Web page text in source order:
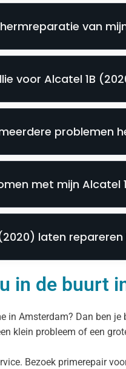
van
voor Alcatel 1B
problemen
met mijn Alcatel
laten
in de buurt
in Amsterdam? Dan ben
klein probleem of een
Bezoek primerepair